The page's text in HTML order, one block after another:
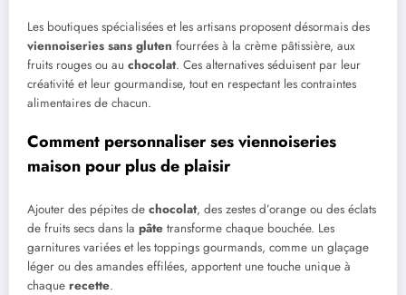
Les boutiques spécialisées et les artisans proposent désormais des
viennoiseries sans gluten fourrées à la crème pâtissière, aux
fruits rouges ou au chocolat. Ces alternatives séduisent par leur
créativité et leur gourmandise, tout en respectant les contraintes
alimentaires de chacun.
Comment personnaliser ses viennoiseries
maison pour plus de plaisir
Ajouter des pépites de chocolat, des zestes d’orange ou des éclats
de fruits secs dans la pâte transforme chaque bouchée. Les
garnitures variées et les toppings gourmands, comme un glaçage
léger ou des amandes effilées, apportent une touche unique à
chaque recette.